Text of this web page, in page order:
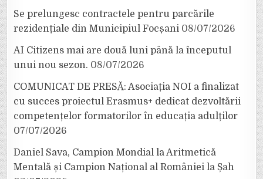
Se prelungesc contractele pentru parcările
rezidențiale din Municipiul Focșani 08/07/2026
AI Citizens mai are două luni până la începutul
unui nou sezon. 08/07/2026
COMUNICAT DE PRESĂ: Asociația NOI a finalizat
cu succes proiectul Erasmus+ dedicat dezvoltării
competențelor formatorilor în educația adulților
07/07/2026
Daniel Sava, Campion Mondial la Aritmetică
Mentală și Campion Național al României la Șah